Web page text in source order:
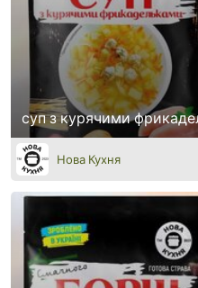
суп з курячими
Нова Кухня